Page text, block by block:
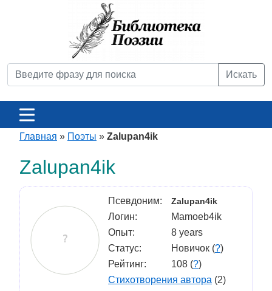
Искать
Главная » Поэты » Zalupan4ik
Zalupan4ik
Псевдоним: Zalupan4ik
Логин:
Mamoeb4ik
Опыт:
8 years
Статус:
Новичок (?)
Рейтинг:
108 (?)
Стихотворения автора (2)